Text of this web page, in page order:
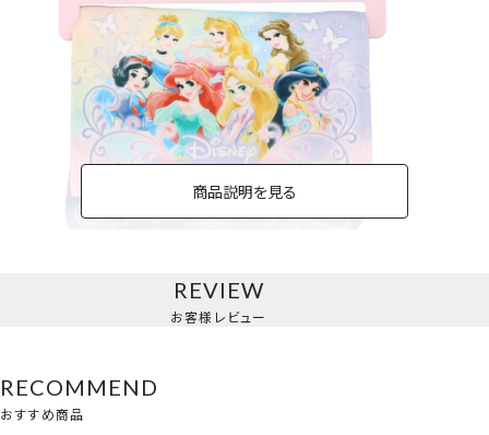
ショルダー付マルチポケット＜ディズニープリンセス＞
商品説明を見る
REVIEW
お客様レビュー
RECOMMEND
おすすめ商品